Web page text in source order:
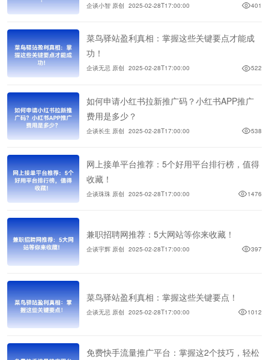
企谈小智 原创 2025-02-28T17:00:00 401
菜鸟驿站盈利真相：掌握这些关键要点才能成
功！
企谈无忌 原创 2025-02-28T17:00:00 522
如何申请小红书拉新推广码？小红书APP推广
费用是多少？
企谈长生 原创 2025-02-28T17:00:00 538
网上接单平台推荐：5个好用平台排行榜，值得
收藏！
企谈珠珠 原创 2025-02-28T17:00:00 1476
兼职招聘网推荐：5大网站等你来收藏！
企谈宇辉 原创 2025-02-28T17:00:00 397
菜鸟驿站盈利真相：掌握这些关键要点！
企谈无忌 原创 2025-02-28T17:00:00 1012
免费快手流量推广平台：掌握这2个技巧，轻松